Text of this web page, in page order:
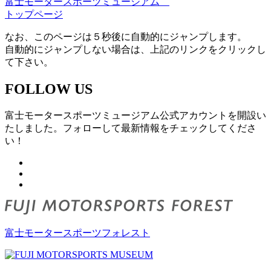
トップページ
なお、このページは５秒後に自動的にジャンプします。
自動的にジャンプしない場合は、上記のリンクをクリックし
て下さい。
FOLLOW US
富士モータースポーツミュージアム公式アカウントを開設い
たしました。フォローして最新情報をチェックしてくださ
い！
富士モータースポーツフォレスト